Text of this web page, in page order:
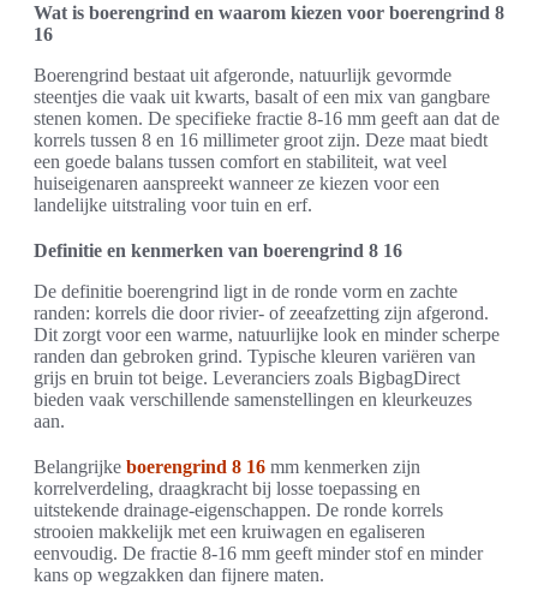
Wat is boerengrind en waarom kiezen voor boerengrind 8
16
Boerengrind bestaat uit afgeronde, natuurlijk gevormde
steentjes die vaak uit kwarts, basalt of een mix van gangbare
stenen komen. De specifieke fractie 8-16 mm geeft aan dat de
korrels tussen 8 en 16 millimeter groot zijn. Deze maat biedt
een goede balans tussen comfort en stabiliteit, wat veel
huiseigenaren aanspreekt wanneer ze kiezen voor een
landelijke uitstraling voor tuin en erf.
Definitie en kenmerken van boerengrind 8 16
De definitie boerengrind ligt in de ronde vorm en zachte
randen: korrels die door rivier- of zeeafzetting zijn afgerond.
Dit zorgt voor een warme, natuurlijke look en minder scherpe
randen dan gebroken grind. Typische kleuren variëren van
grijs en bruin tot beige. Leveranciers zoals BigbagDirect
bieden vaak verschillende samenstellingen en kleurkeuzes
aan.
Belangrijke boerengrind 8 16 mm kenmerken zijn
korrelverdeling, draagkracht bij losse toepassing en
uitstekende drainage-eigenschappen. De ronde korrels
strooien makkelijk met een kruiwagen en egaliseren
eenvoudig. De fractie 8-16 mm geeft minder stof en minder
kans op wegzakken dan fijnere maten.